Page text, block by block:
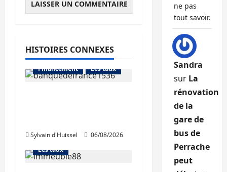
HISTOIRES CONNEXES
Abonnés
Financement
Les taux
Sylvain d'Huissel 06/08/2026
L'avis des courtiers
Les taux
ne pas
tout savoir.
Sandra
sur La
rénovation
de la
gare de
bus de
Perrache
peut